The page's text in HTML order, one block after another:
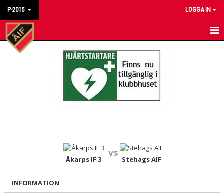
P-2015 LOGGA IN
HEM
DOKUMENT
Åkarps IF 3
vs
Stehags AIF
INFORMATION